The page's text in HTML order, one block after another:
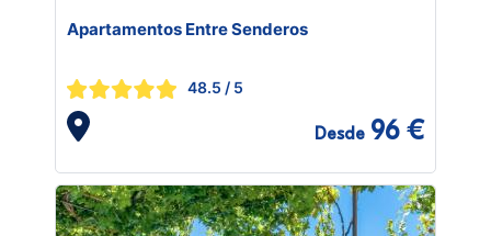
Apartamentos Entre Senderos
48.5 / 5
Desde 96 €